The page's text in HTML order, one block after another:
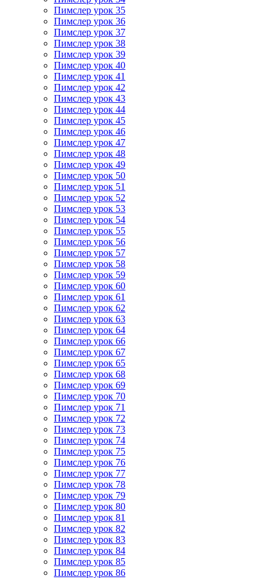
Пимслер урок 35
Пимслер урок 36
Пимслер урок 37
Пимслер урок 38
Пимслер урок 39
Пимслер урок 40
Пимслер урок 41
Пимслер урок 42
Пимслер урок 43
Пимслер урок 44
Пимслер урок 45
Пимслер урок 46
Пимслер урок 47
Пимслер урок 48
Пимслер урок 49
Пимслер урок 50
Пимслер урок 51
Пимслер урок 52
Пимслер урок 53
Пимслер урок 54
Пимслер урок 55
Пимслер урок 56
Пимслер урок 57
Пимслер урок 58
Пимслер урок 59
Пимслер урок 60
Пимслер урок 61
Пимслер урок 62
Пимслер урок 63
Пимслер урок 64
Пимслер урок 66
Пимслер урок 67
Пимслер урок 65
Пимслер урок 68
Пимслер урок 69
Пимслер урок 70
Пимслер урок 71
Пимслер урок 72
Пимслер урок 73
Пимслер урок 74
Пимслер урок 75
Пимслер урок 76
Пимслер урок 77
Пимслер урок 78
Пимслер урок 79
Пимслер урок 80
Пимслер урок 81
Пимслер урок 82
Пимслер урок 83
Пимслер урок 84
Пимслер урок 85
Пимслер урок 86